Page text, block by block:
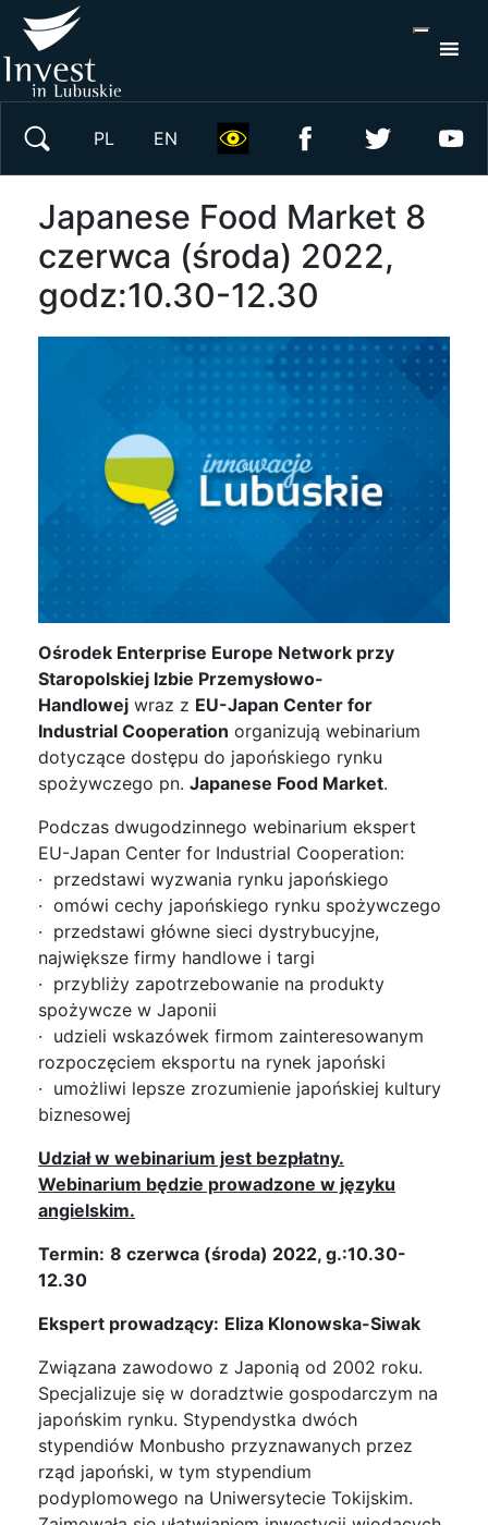
PL EN
Japanese Food Market 8
czerwca (środa) 2022,
godz:10.30-12.30
Ośrodek Enterprise Europe Network przy
Staropolskiej Izbie Przemysłowo-
Handlowej wraz z EU-Japan Center for
Industrial Cooperation organizują webinarium
dotyczące dostępu do japońskiego rynku
spożywczego pn. Japanese Food Market.
Podczas dwugodzinnego webinarium ekspert
EU-Japan Center for Industrial Cooperation:
· przedstawi wyzwania rynku japońskiego
· omówi cechy japońskiego rynku spożywczego
· przedstawi główne sieci dystrybucyjne,
największe firmy handlowe i targi
· przybliży zapotrzebowanie na produkty
spożywcze w Japonii
· udzieli wskazówek firmom zainteresowanym
rozpoczęciem eksportu na rynek japoński
· umożliwi lepsze zrozumienie japońskiej kultury
biznesowej
Udział w webinarium jest bezpłatny.
Webinarium będzie prowadzone w języku
angielskim.
Termin: 8 czerwca (środa) 2022, g.:10.30-
12.30
Ekspert prowadzący: Eliza Klonowska-Siwak
Związana zawodowo z Japonią od 2002 roku.
Specjalizuje się w doradztwie gospodarczym na
japońskim rynku. Stypendystka dwóch
stypendiów Monbusho przyznawanych przez
rząd japoński, w tym stypendium
podyplomowego na Uniwersytecie Tokijskim.
Wyszukaj w serwisie